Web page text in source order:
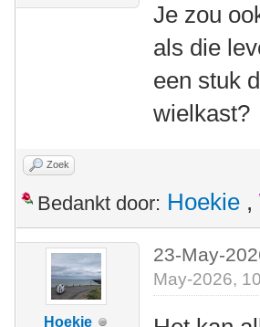
Je zou
als die
een stuk
wielkast?
Zoek
Bedankt door: Hoekie ,
Hoekie
23-May-
May-2026,